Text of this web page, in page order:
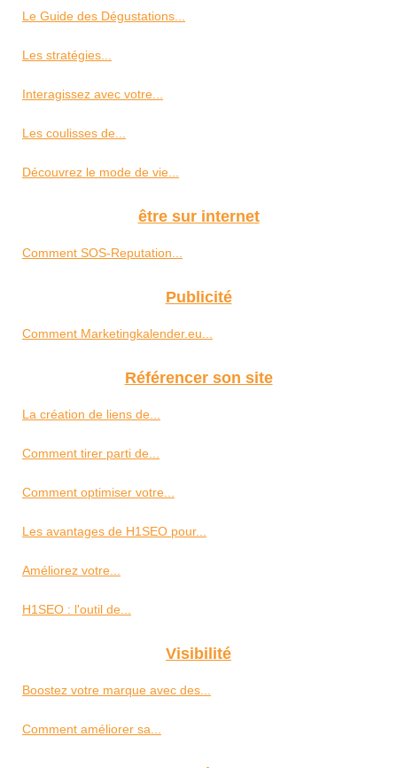
Le Guide des Dégustations...
Les stratégies...
Interagissez avec votre...
Les coulisses de...
Découvrez le mode de vie...
être sur internet
Comment SOS-Reputation...
Publicité
Comment Marketingkalender.eu...
Référencer son site
La création de liens de...
Comment tirer parti de...
Comment optimiser votre...
Les avantages de H1SEO pour...
Améliorez votre...
H1SEO : l'outil de...
Visibilité
Boostez votre marque avec des...
Comment améliorer sa...